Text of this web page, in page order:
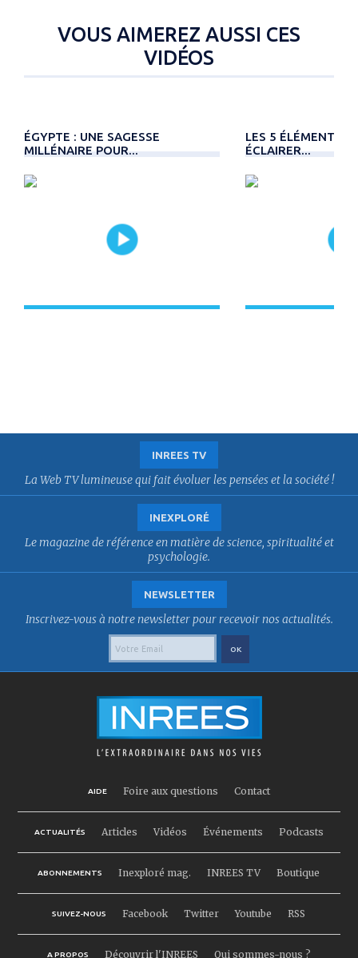
VOUS AIMEREZ AUSSI CES
VIDÉOS
ÉGYPTE : UNE SAGESSE
MILLÉNAIRE POUR...
LES 5 ÉLÉMENTS
ÉCLAIRER...
INREES TV
La Web TV lumineuse qui fait évoluer les pensées et la société !
INEXPLORÉ
Le magazine de référence en matière de science, spiritualité et
psychologie.
NEWSLETTER
Inscrivez-vous à notre newsletter pour recevoir nos actualités.
AIDE Foire aux questions Contact
ACTUALITÉS Articles Vidéos Événements Podcasts
ABONNEMENTS Inexploré mag. INREES TV Boutique
SUIVEZ-NOUS Facebook Twitter Youtube RSS
A PROPOS Découvrir l'INREES Qui sommes-nous ?